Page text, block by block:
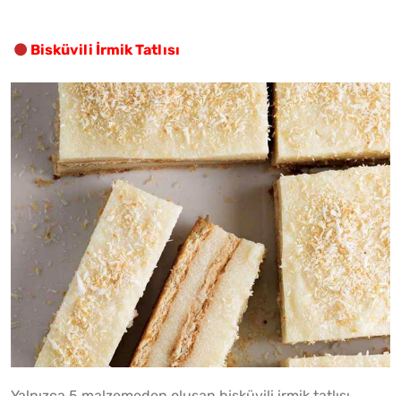
Bisküvili İrmik Tatlısı